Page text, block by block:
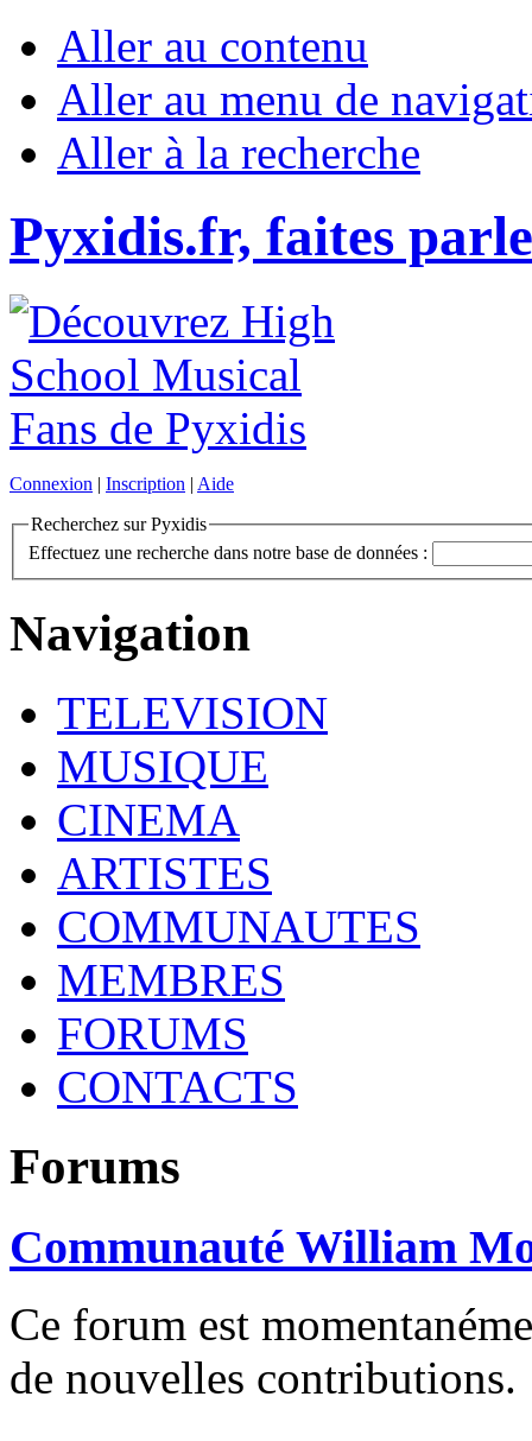
Aller au contenu
Aller au menu de
Aller à la recherche
Pyxidis.fr, faites
Connexion | Inscription | Aide
Recherchez sur Pyxidis
Effectuez une recherche dans notre base de données :
Navigation
TELEVISION
MUSIQUE
CINEMA
ARTISTES
COMMUNAUTES
MEMBRES
FORUMS
CONTACTS
Forums
Communauté William
Ce forum est
de nouvelles contributions.